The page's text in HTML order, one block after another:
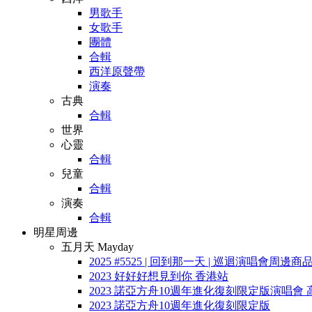
男歌手
女歌手
團體
合輯
西洋原聲帶
演奏
古典
合輯
世界
心靈
合輯
兒童
合輯
演奏
合輯
明星周邊
五月天 Mayday
2025 #5525 | 回到那一天 | 巡迴演唱會周邊商品
2023 好好好想見到你 香港站
2023 諾亞方舟10週年進化復刻限定版演唱會
2023 諾亞方舟10週年進化復刻限定版